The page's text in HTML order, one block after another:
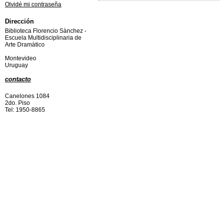
Olvidé mi contraseña
Dirección
Biblioteca Florencio Sànchez -
Escuela Multidisciplinaria de
Arte Dramàtico
Montevideo
Uruguay
contacto
Canelones 1084
2do. Piso
Tel: 1950-8865